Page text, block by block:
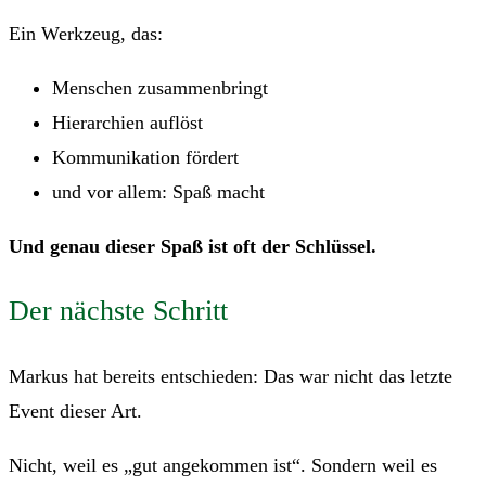
Ein Werkzeug, das:
Menschen zusammenbringt
Hierarchien auflöst
Kommunikation fördert
und vor allem: Spaß macht
Und genau dieser Spaß ist oft der Schlüssel.
Der nächste Schritt
Markus hat bereits entschieden: Das war nicht das letzte
Event dieser Art.
Nicht, weil es „gut angekommen ist“. Sondern weil es